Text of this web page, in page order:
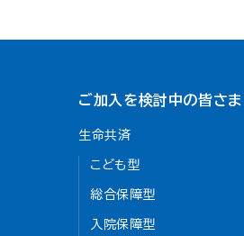
ご加入を検討中の皆さま
生命共済
こども型
総合保障型
入院保障型